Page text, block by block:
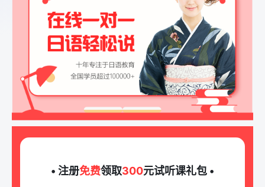
• 注册免费领取300元试听课礼包 •